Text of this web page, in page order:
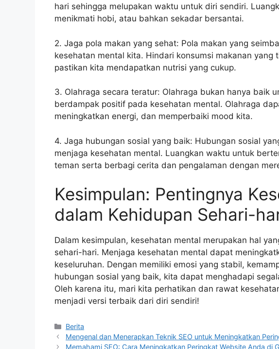
hari sehingga melupakan waktu untuk diri sendiri.
menikmati hobi, atau bahkan sekadar bersantai.
2. Jaga pola makan yang sehat: Pola makan yang
kesehatan mental kita. Hindari konsumsi makanan yang
pastikan kita mendapatkan nutrisi yang cukup.
3. Olahraga secara teratur: Olahraga bukan hanya baik
berdampak positif pada kesehatan mental. Olahraga
meningkatkan energi, dan memperbaiki mood kita.
4. Jaga hubungan sosial yang baik: Hubungan sosial
menjaga kesehatan mental. Luangkan waktu untuk
teman serta berbagi cerita dan pengalaman dengan
Kesimpulan: Pentingnya
dalam Kehidupan Sehari-
Dalam kesimpulan, kesehatan mental merupakan hal
sehari-hari. Menjaga kesehatan mental dapat
keseluruhan. Dengan memiliki emosi yang stabil,
hubungan sosial yang baik, kita dapat menghadapi
Oleh karena itu, mari kita perhatikan dan rawat
menjadi versi terbaik dari diri sendiri!
Categories
Berita
Mengenal dan Menerapkan Teknik SEO untuk Meningkatkan
Memahami SEO: Cara Meningkatkan Peringkat Website Anda di